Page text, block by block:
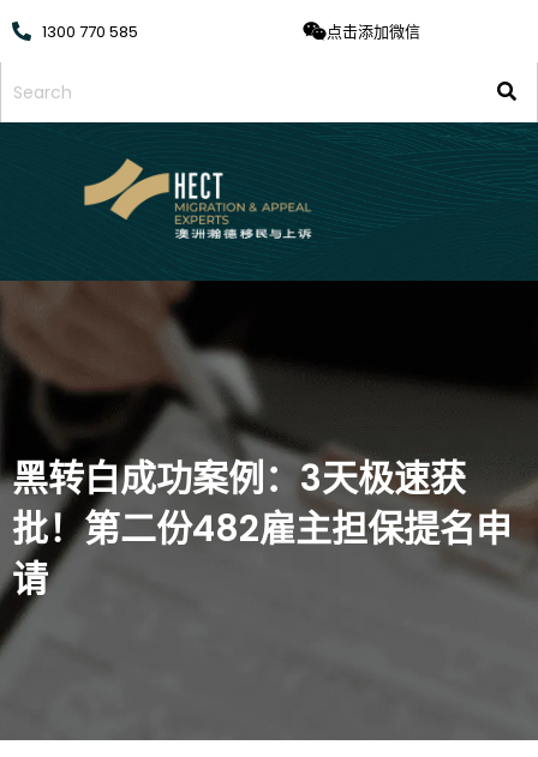
1300 770 585 点击添加微信
黑转白成功案例：3天极速获
批！第二份482雇主担保提名申
请